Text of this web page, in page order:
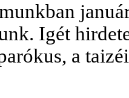
Igét
a